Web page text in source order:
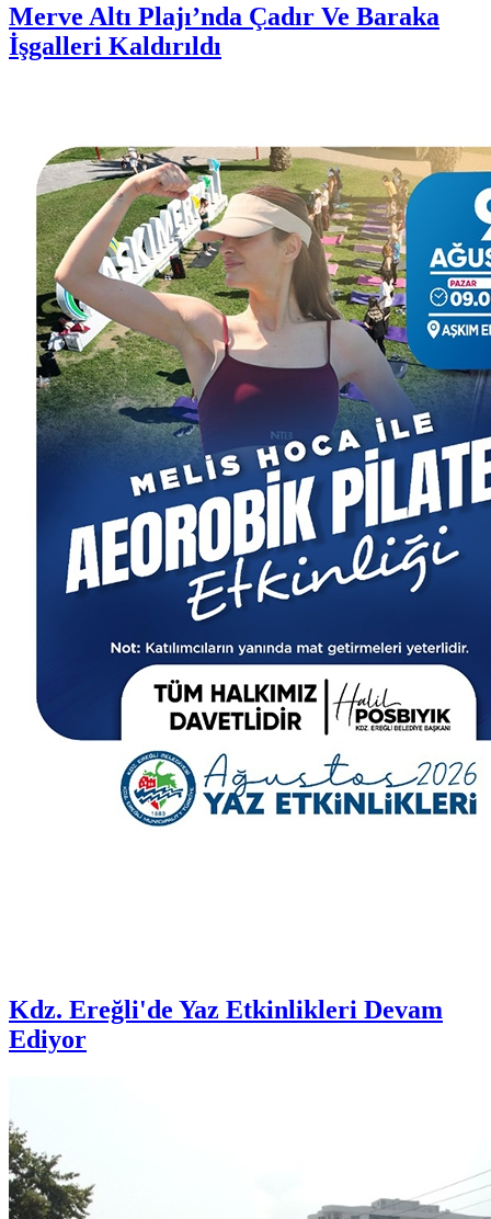
Merve Altı Plajı’nda Çadır Ve Baraka
İşgalleri Kaldırıldı
Kdz. Ereğli'de Yaz Etkinlikleri Devam
Ediyor